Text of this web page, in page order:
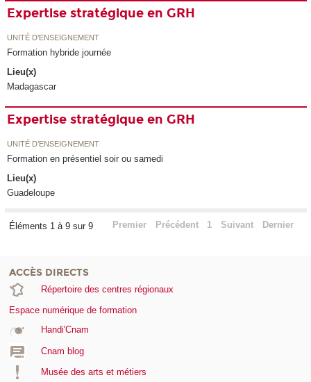
Expertise stratégique en GRH
UNITÉ D’ENSEIGNEMENT
Formation hybride journée
Lieu(x)
Madagascar
Expertise stratégique en GRH
UNITÉ D’ENSEIGNEMENT
Formation en présentiel soir ou samedi
Lieu(x)
Guadeloupe
Éléments 1 à 9 sur 9 Premier Précédent 1 Suivant Dernier
ACCÈS DIRECTS
Répertoire des centres régionaux
Espace numérique de formation
Handi'Cnam
Cnam blog
Musée des arts et métiers